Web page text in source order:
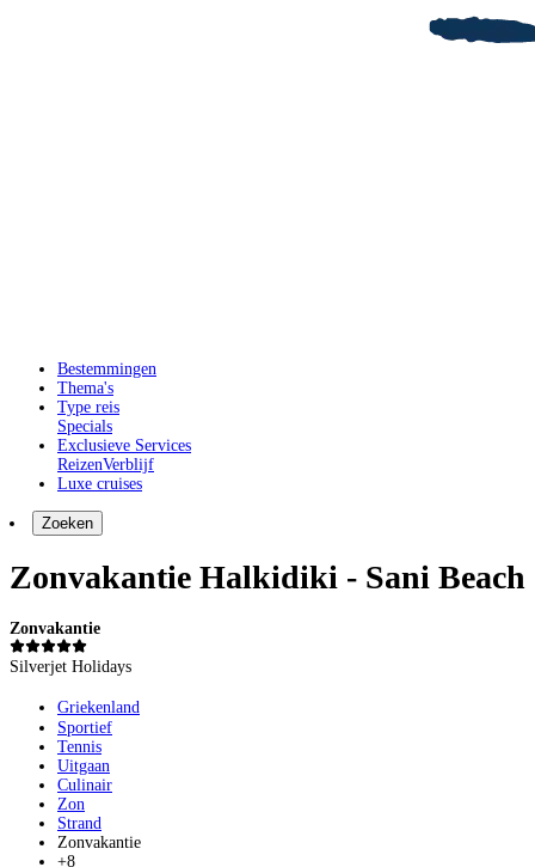
Bestemmingen
Thema's
Type reis
Specials
Exclusieve Services
ReizenVerblijf
Luxe cruises
Zoeken
Zonvakantie Halkidiki - Sani Beach
Zonvakantie
Silverjet Holidays
Griekenland
Sportief
Tennis
Uitgaan
Culinair
Zon
Strand
Zonvakantie
+8